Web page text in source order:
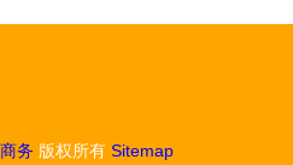
务 版权所有 Sitemap